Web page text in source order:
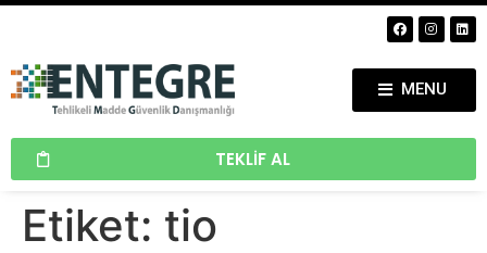
MENU
TEKLIF AL
Etiket: tio